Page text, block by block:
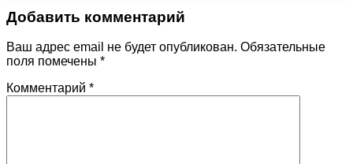
Добавить комментарий
Ваш адрес email не будет опубликован. Обязательные
поля помечены *
Комментарий *